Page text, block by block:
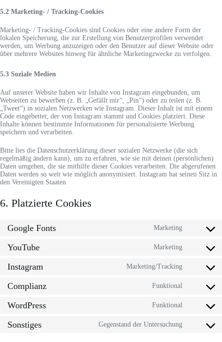
5.2 Marketing- / Tracking-Cookies
Marketing- / Tracking-Cookies sind Cookies oder eine andere Form der
lokalen Speicherung, die zur Erstellung von Benutzerprofilen verwendet
werden, um Werbung anzuzeigen oder den Benutzer auf dieser Website oder
über mehrere Websites hinweg für ähnliche Marketingzwecke zu verfolgen.
5.3 Soziale Medien
Auf unserer Website haben wir Inhalte von Instagram eingebunden, um
Webseiten zu bewerben (z. B. „Gefällt mir“, „Pin“) oder zu teilen (z. B.
„Tweet“) in sozialen Netzwerken wie Instagram. Dieser Inhalt ist mit einem
Code eingebettet, der von Instagram stammt und Cookies platziert. Diese
Inhalte können bestimmte Informationen für personalisierte Werbung
speichern und verarbeiten.
Bitte lies die Datenschutzerklärung dieser sozialen Netzwerke (die sich
regelmäßig ändern kann), um zu erfahren, wie sie mit deinen (persönlichen)
Daten umgehen, die sie mithilfe dieser Cookies verarbeiten. Die abgerufenen
Daten werden so weit wie möglich anonymisiert. Instagram hat seinen Sitz in
den Vereinigten Staaten
6. Platzierte Cookies
Google Fonts Marketing
Consent
service
YouTube Marketing
Consent
service
Instagram Marketing/Tracking
Consent
service
Complianz Funktional
Consent
service
WordPress Funktional
Consent
service
Sonstiges Gegenstand der Untersuchung
Consent